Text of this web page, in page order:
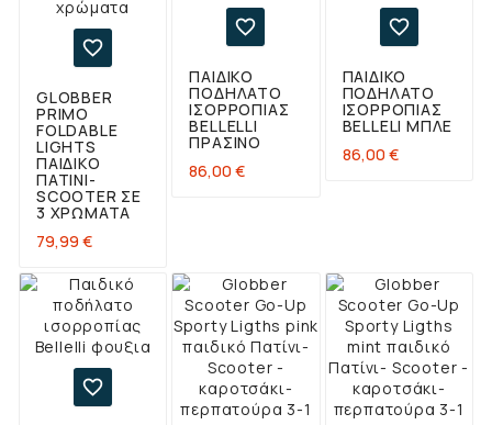

GLOBBER
PRIMO
FOLDABLE
LIGHTS
ΠΑΙΔΙΚΌ
ΠΑΤΊΝΙ-
SCOOTER ΣΕ
3 ΧΡΏΜΑΤΑ
79,99 €

ΠΑΙΔΙΚΌ
ΠΟΔΉΛΑΤΟ
ΙΣΟΡΡΟΠΊΑΣ
BELLELLI
ΠΡΆΣΙΝΟ
86,00 €

ΠΑΙΔΙΚΌ
ΠΟΔΉΛΑΤΟ
ΙΣΟΡΡΟΠΊΑΣ
BELLELI ΜΠΛΕ
86,00 €
